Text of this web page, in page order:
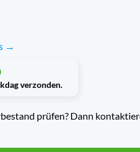
→
prüfen? Dann
N25.0 Menge